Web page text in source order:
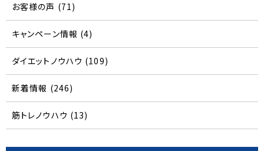
お客様の声 (71)
キャンペーン情報 (4)
ダイエットノウハウ (109)
新着情報 (246)
筋トレノウハウ (13)